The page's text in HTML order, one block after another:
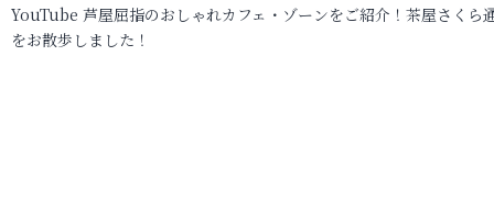
YouTube 芦屋屈指のおしゃれカフェ・ゾーンをご紹介！茶屋さくら
をお散歩しました！